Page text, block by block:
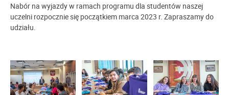
Nabór na wyjazdy w ramach programu dla studentów naszej
uczelni rozpocznie się początkiem marca 2023 r. Zapraszamy do
udziału.